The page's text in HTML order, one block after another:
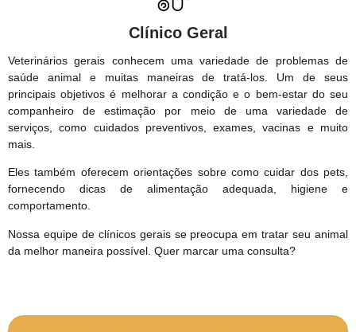
Clínico Geral
Veterinários gerais conhecem uma variedade de problemas de
saúde animal e muitas maneiras de tratá-los. Um de seus
principais objetivos é melhorar a condição e o bem-estar do seu
companheiro de estimação por meio de uma variedade de
serviços, como cuidados preventivos, exames, vacinas e muito
mais.
Eles também oferecem orientações sobre como cuidar dos pets,
fornecendo dicas de alimentação adequada, higiene e
comportamento.
Nossa equipe de clínicos gerais se preocupa em tratar seu animal
da melhor maneira possível. Quer marcar uma consulta?